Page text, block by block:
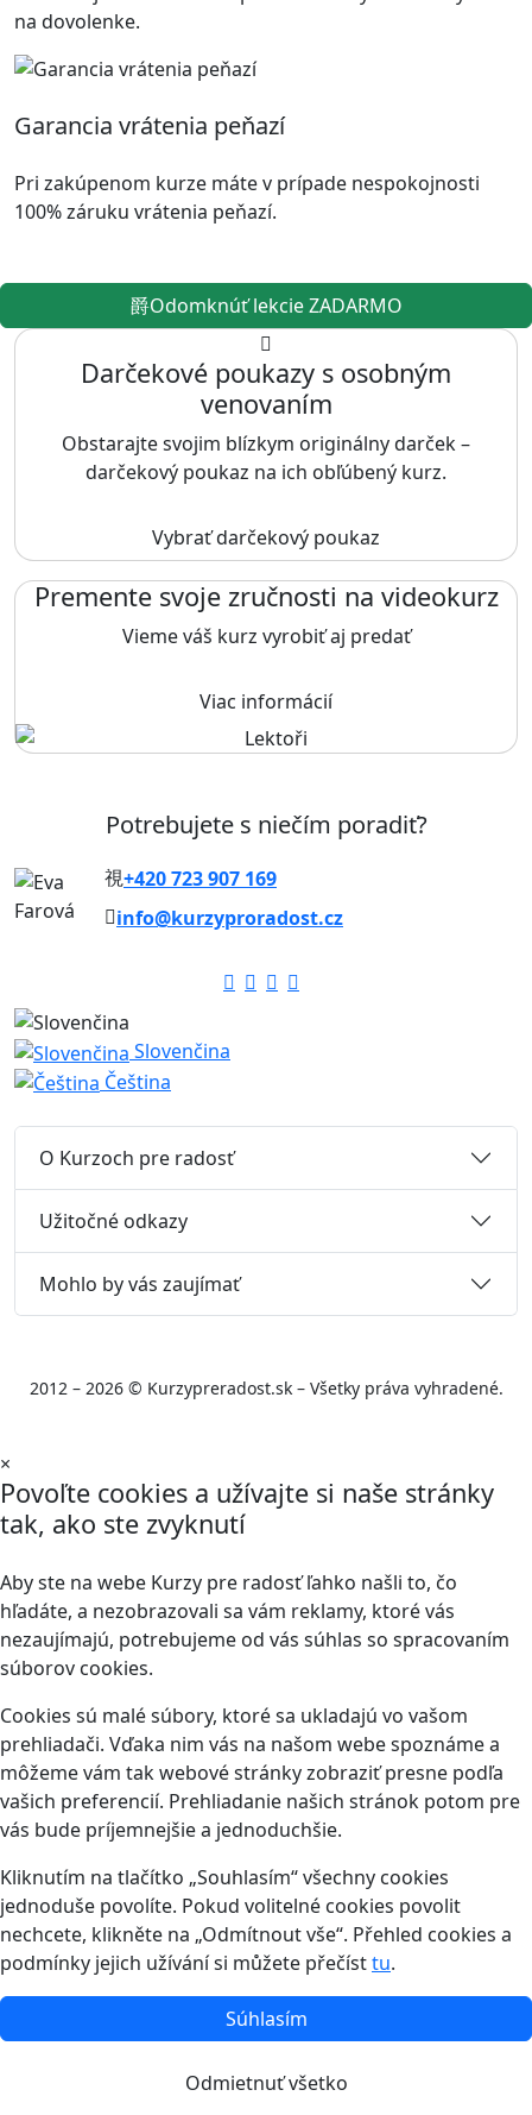
na dovolenke.
Garancia vrátenia peňazí
Pri zakúpenom kurze máte v prípade nespokojnosti
100% záruku vrátenia peňazí.
Odomknúť lekcie ZADARMO
Darčekové poukazy s osobným
venovaním
Obstarajte svojim blízkym originálny darček –
darčekový poukaz na ich obľúbený kurz.
Vybrať darčekový poukaz
Premente svoje zručnosti na videokurz
Vieme váš kurz vyrobiť aj predať
Viac informácií
Potrebujete s niečím poradiť?
+420 723 907 169
info@kurzyproradost.cz
Slovenčina
Čeština
O Kurzoch pre radosť
Užitočné odkazy
Mohlo by vás zaujímať
2012 – 2026 © Kurzypreradost.sk – Všetky práva vyhradené.
×
Povoľte cookies a užívajte si naše stránky
tak, ako ste zvyknutí
Aby ste na webe Kurzy pre radosť ľahko našli to, čo
hľadáte, a nezobrazovali sa vám reklamy, ktoré vás
nezaujímajú, potrebujeme od vás súhlas so spracovaním
súborov cookies.
Cookies sú malé súbory, ktoré sa ukladajú vo vašom
prehliadači. Vďaka nim vás na našom webe spoznáme a
môžeme vám tak webové stránky zobraziť presne podľa
vašich preferencií. Prehliadanie našich stránok potom pre
vás bude príjemnejšie a jednoduchšie.
Kliknutím na tlačítko „Souhlasím“ všechny cookies
jednoduše povolíte. Pokud volitelné cookies povolit
nechcete, klikněte na „Odmítnout vše“. Přehled cookies a
podmínky jejich užívání si můžete přečísttu.
Súhlasím
Odmietnuť všetko